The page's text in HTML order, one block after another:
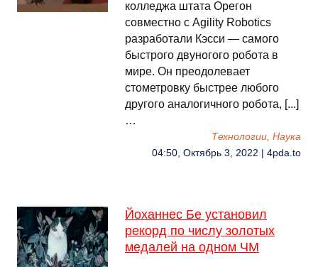
колледжа штата Орегон
совместно с Agility Robotics
разработали Кэсси — самого
быстрого двуногого робота в
мире. Он преодолевает
стометровку быстрее любого
другого аналогичного робота, [...]
…
Технологии, Наука
04:50, Октябрь 3, 2022 | 4pda.to
Йоханнес Бе установил
рекорд по числу золотых
медалей на одном ЧМ